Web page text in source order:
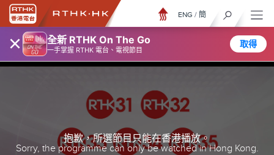
× 全新 RTHK On The Go
一手掌握 RTHK 電台、電視節目
取得
ENG / 簡
抱歉，所選節目只能在香港播放。
Sorry, the programme can only be watched in Hong Kong.